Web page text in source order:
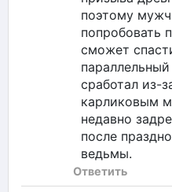
поэтому
попробовать
сможет
сработал из-
карликовым
недавно
после
ведьмы.
Ответить